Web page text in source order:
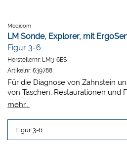
Medicom
LM Sonde, Explorer, mit
Figur 3-6
Herstellernr: LM3-6ES
Artikelnr: 639788
Für die Diagnose von Zahnstein
von Taschen, Restaurationen und
LM Sonden (Explorer) sind
präzises Spitzendesign ermöglicht
taktiles Gefühl bietet.
mehr...